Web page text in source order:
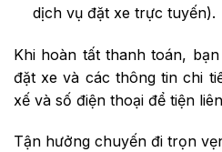
dịch vụ đặt xe trực tuyến).
Khi hoàn tất thanh toán,
đặt xe và các thông tin chi
xế và số điện thoại để tiện
Tận hưởng chuyến đi trọn